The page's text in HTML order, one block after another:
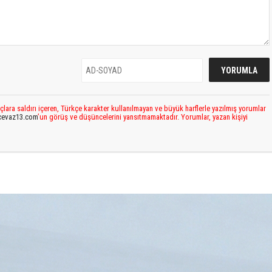
saldırı içeren, Türkçe karakter kullanılmayan ve büyük harflerle yazılmış yorumlar
’un görüş ve düşüncelerini yansıtmamaktadır. Yorumlar, yazan kişiyi